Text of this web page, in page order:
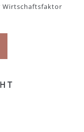
Wirtschaftsfaktor